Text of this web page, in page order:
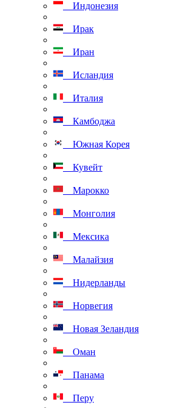
Индонезия
Ирак
Иран
Исландия
Италия
Камбоджа
Южная Корея
Кувейт
Марокко
Монголия
Мексика
Малайзия
Нидерланды
Норвегия
Новая Зеландия
Оман
Панама
Перу